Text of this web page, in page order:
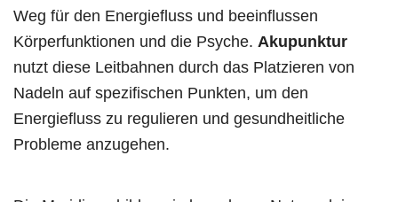
Weg für den Energiefluss und beeinflussen
Körperfunktionen und die Psyche. Akupunktur
nutzt diese Leitbahnen durch das Platzieren von
Nadeln auf spezifischen Punkten, um den
Energiefluss zu regulieren und gesundheitliche
Probleme anzugehen.